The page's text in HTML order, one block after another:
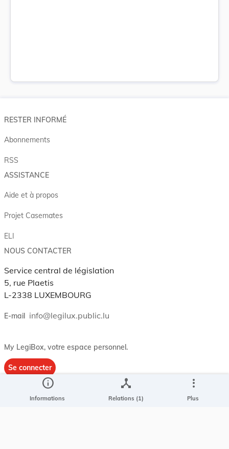
info
Informations
device_hub
Relations (1)
more_vert
Plus
RESTER INFORMÉ
Abonnements
RSS
ASSISTANCE
Aide et à propos
Projet Casemates
ELI
NOUS CONTACTER
Service central de législation
5, rue Plaetis
L-2338 LUXEMBOURG
E-mail info@legilux.public.lu
My LegiBox, votre espace personnel.
Se connecter
Enregistrer et organiser vos actes préférés, enregistrer vos
recherches, soyez alerté en cas de modification sur un document